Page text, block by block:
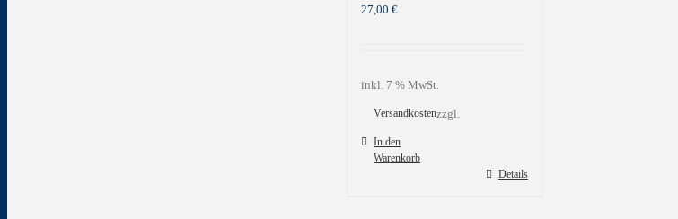
27,00 €
inkl. 7 % MwSt.
zzgl.
Versandkosten
In den
Warenkorb
Details